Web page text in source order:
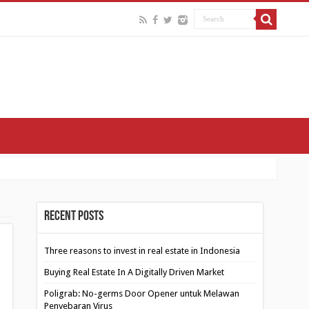
Recent Posts
Three reasons to invest in real estate in Indonesia
Buying Real Estate In A Digitally Driven Market
Poligrab: No-germs Door Opener untuk Melawan
Penyebaran Virus